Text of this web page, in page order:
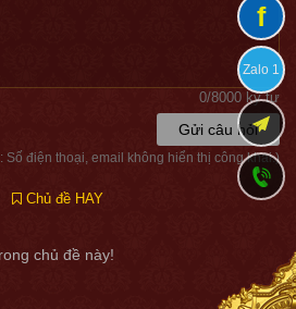
0/8000 ký tự
Gửi câu hỏi
Số điện thoại, email không hiển thị công khai.)
Chủ đề HAY
chủ đề này!
f
Zalo 1